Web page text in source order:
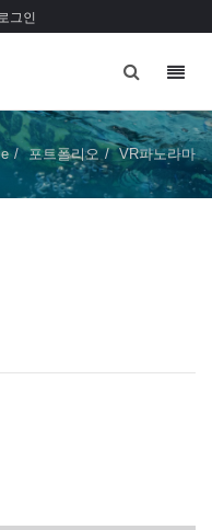
그인
포트폴리오 VR파노라마